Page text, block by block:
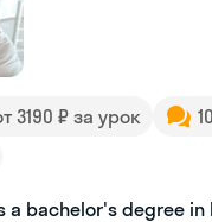
3190 ₽ за урок
a bachelor's degree